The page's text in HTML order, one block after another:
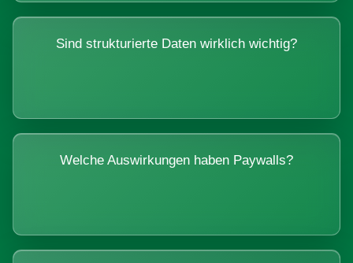
Sind strukturierte Daten wirklich wichtig?
Welche Auswirkungen haben Paywalls?